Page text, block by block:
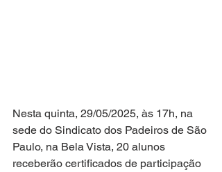
Nesta quinta, 29/05/2025, às 17h, na
sede do Sindicato dos Padeiros de São
Paulo, na Bela Vista, 20 alunos
receberão certificados de participação